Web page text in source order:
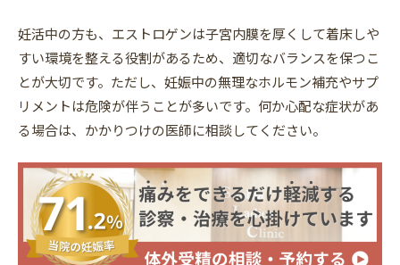
妊活中の方も、エストロゲンは子宮内膜を厚くして着床しや
すい環境を整える役割があるため、適切なバランスを保つこ
とが大切です。ただし、妊娠中の無理なホルモン補充やサプ
リメントは危険が伴うことが多いです。何か心配な症状があ
る場合は、かかりつけの医師に相談してください。